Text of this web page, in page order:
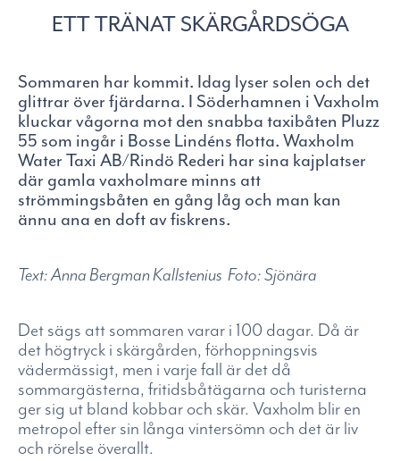
ETT TRÄNAT SKÄRGÅRDSÖGA
Sommaren har kommit. Idag lyser solen och det
glittrar över fjärdarna. I Söderhamnen i Vaxholm
kluckar vågorna mot den snabba taxibåten Pluzz
55 som ingår i Bosse Lindéns flotta. Waxholm
Water Taxi AB/Rindö Rederi har sina kajplatser
där gamla vaxholmare minns att
strömmingsbåten en gång låg och man kan
ännu ana en doft av fiskrens.
Text: Anna Bergman Kallstenius Foto: Sjönära
Det sägs att sommaren varar i 100 dagar. Då är
det högtryck i skärgården, förhoppningsvis
vädermässigt, men i varje fall är det då
sommargästerna, fritidsbåtägarna och turisterna
ger sig ut bland kobbar och skär. Vaxholm blir en
metropol efter sin långa vintersömn och det är liv
och rörelse överallt.